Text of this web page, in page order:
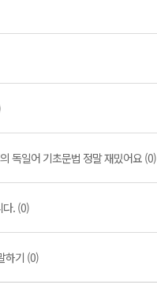
독일어 기초문법 정말 재밌어요 (0)
다. (0)
하기 (0)